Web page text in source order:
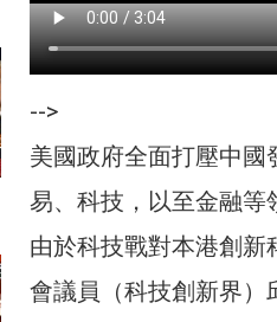
-->
美國政府全面打壓中國
易、科技，以至金融等
由於科技戰對本港創
會議員（科技創新界）